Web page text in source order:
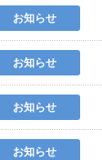
お知らせ
お知らせ
お知らせ
お知らせ